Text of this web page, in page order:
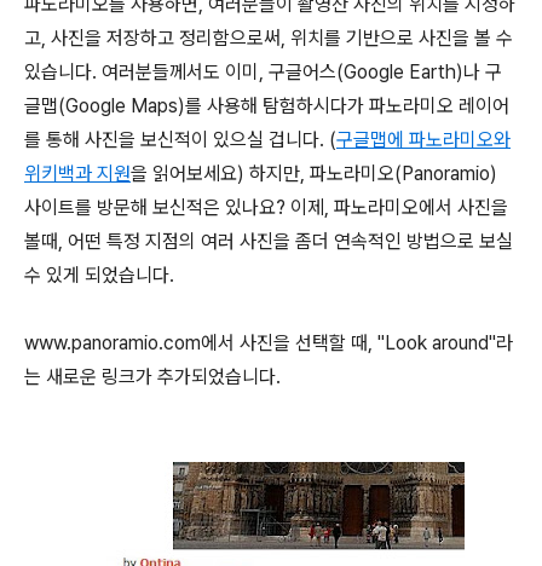
고, 사진을 저장하고 정리함으로써, 위치를 기반으로 사진을 볼 수
있습니다. 여러분들께서도 이미, 구글어스(Google Earth)나 구
글맵(Google Maps)를 사용해 탐험하시다가 파노라미오 레이어
를 통해 사진을 보신적이 있으실 겁니다. (구글맵에 파노라미오와
위키백과 지원을 읽어보세요) 하지만, 파노라미오(Panoramio)
사이트를 방문해 보신적은 있나요? 이제, 파노라미오에서 사진을
볼때, 어떤 특정 지점의 여러 사진을 좀더 연속적인 방법으로 보실
수 있게 되었습니다.
www.panoramio.com에서 사진을 선택할 때, "Look around"라
는 새로운 링크가 추가되었습니다.